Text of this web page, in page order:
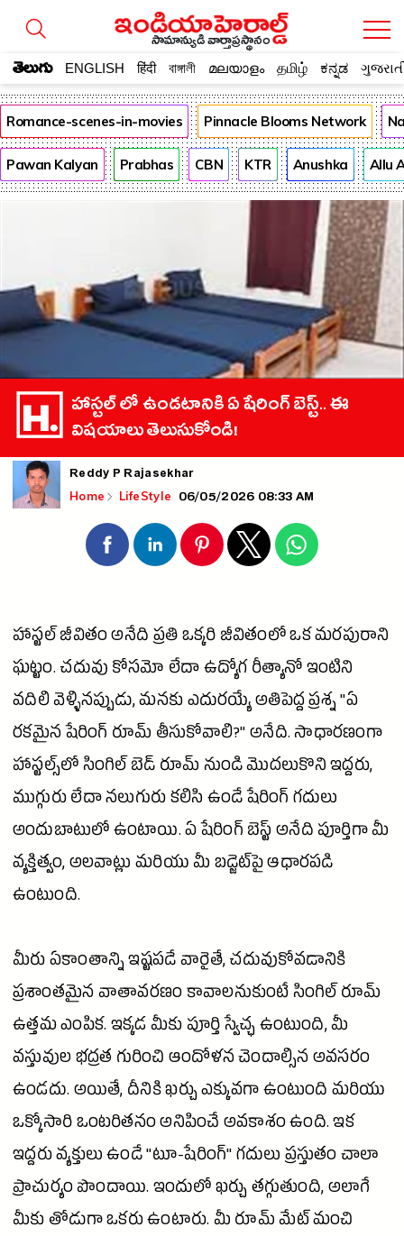
సామాన్యుడి వార్తాప్రస్థానం
తెలుగు ENGLISH हिंदी বাঙ্গালী മലയാളം தமிழ் ಕನ್ನಡ
Romance-scenes-in-movies Pinnacle Blooms Network
Pawan Kalyan Prabhas CBN KTR Anushka Allu
హాస్టల్ లో ఉండటానికి ఏ షేరింగ్ బెస్ట్.. ఈ
విషయాలు తెలుసుకోండి!
Reddy P Rajasekhar
Home LifeStyle 06/05/2026 08:33 AM
హాస్టల్ జీవితం అనేది ప్రతి ఒక్కరి జీవితంలో ఒక మరపురాని
ఘట్టం. చదువు కోసమో లేదా ఉద్యోగ రీత్యానో ఇంటిని
వదిలి వెళ్ళినప్పుడు, మనకు ఎదురయ్యే అతిపెద్ద ప్రశ్న "ఏ
రకమైన షేరింగ్ రూమ్ తీసుకోవాలి?" అనేది. సాధారణంగా
హాస్టల్స్‌లో సింగిల్ బెడ్ రూమ్ నుండి మొదలుకొని ఇద్దరు,
ముగ్గురు లేదా నలుగురు కలిసి ఉండే షేరింగ్ గదులు
అందుబాటులో ఉంటాయి. ఏ షేరింగ్ బెస్ట్ అనేది పూర్తిగా మీ
వ్యక్తిత్వం, అలవాట్లు మరియు మీ బడ్జెట్‌పై ఆధారపడి
ఉంటుంది.
మీరు ఏకాంతాన్ని ఇష్టపడే వారైతే, చదువుకోవడానికి
ప్రశాంతమైన వాతావరణం కావాలనుకుంటే సింగిల్ రూమ్
ఉత్తమ ఎంపిక. ఇక్కడ మీకు పూర్తి స్వేచ్ఛ ఉంటుంది, మీ
వస్తువుల భద్రత గురించి ఆందోళన చెందాల్సిన అవసరం
ఉండదు. అయితే, దీనికి ఖర్చు ఎక్కువగా ఉంటుంది మరియు
ఒక్కోసారి ఒంటరితనం అనిపించే అవకాశం ఉంది. ఇక
ఇద్దరు వ్యక్తులు ఉండే "టూ-షేరింగ్" గదులు ప్రస్తుతం చాలా
ప్రాచుర్యం పొందాయి. ఇందులో ఖర్చు తగ్గుతుంది, అలాగే
మీకు తోడుగా ఒకరు ఉంటారు. మీ రూమ్ మేట్ మంచి